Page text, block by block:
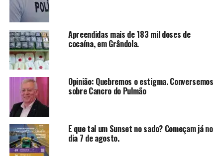
Apreendidas mais de 183 mil doses de
cocaína, em Grândola.
Opinião: Quebremos o estigma. Conversemos
sobre Cancro do Pulmão
E que tal um Sunset no sado? Começam já no
dia 7 de agosto.